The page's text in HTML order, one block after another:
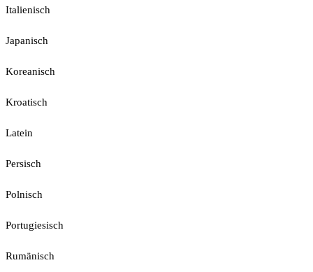
Italienisch
Japanisch
Koreanisch
Kroatisch
Latein
Persisch
Polnisch
Portugiesisch
Rumänisch